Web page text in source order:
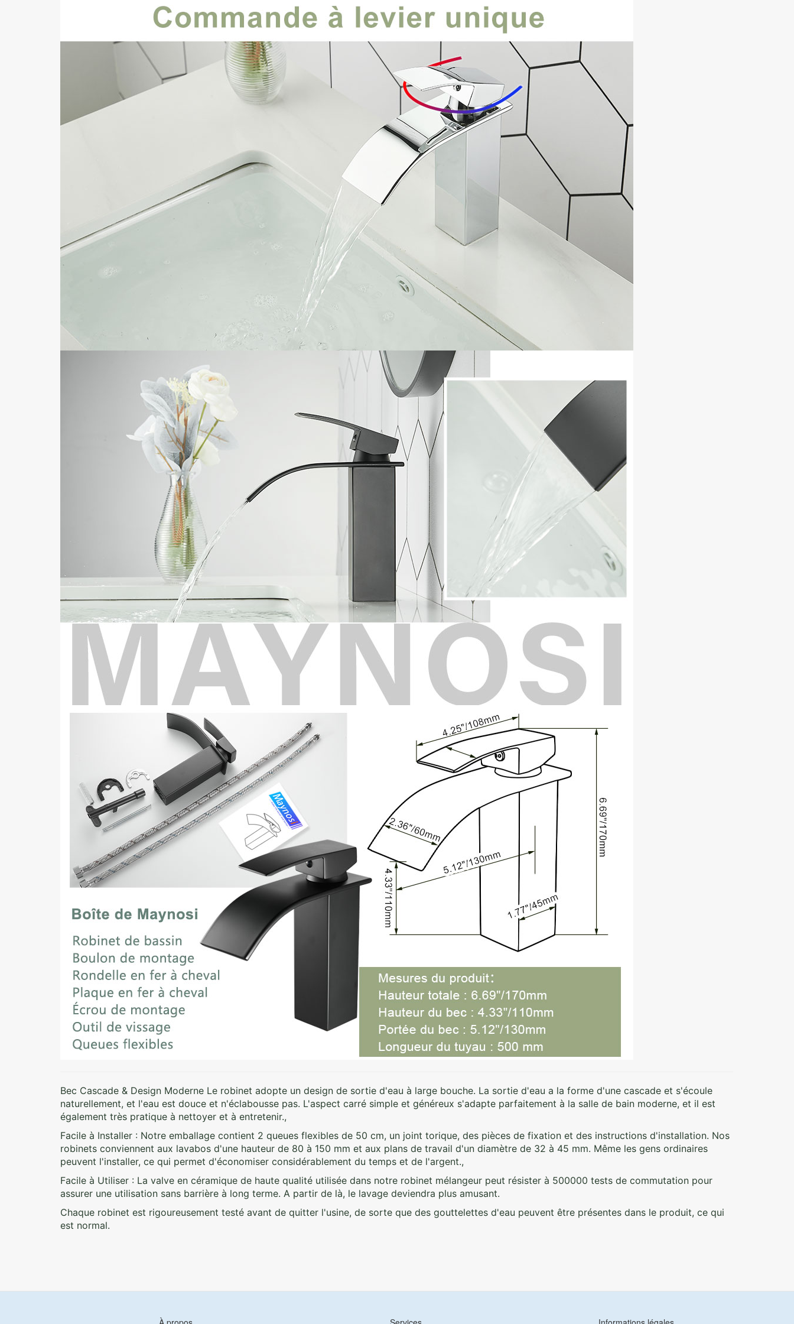
Galaxy A
Samsung reconditionné
Bec Cascade & Design Moderne Le robinet adopte un design de sortie d'eau à large bouche. La sortie d'eau a la forme d'une cascade et s'écoule
naturellement, et l'eau est douce et n'éclabousse pas. L'aspect carré simple et généreux s'adapte parfaitement à la salle de bain moderne, et il est
également très pratique à nettoyer et à entretenir.,
Facile à Installer : Notre emballage contient 2 queues flexibles de 50 cm, un joint torique, des pièces de fixation et des instructions d'installation. Nos
robinets conviennent aux lavabos d'une hauteur de 80 à 150 mm et aux plans de travail d'un diamètre de 32 à 45 mm. Même les gens ordinaires
peuvent l'installer, ce qui permet d'économiser considérablement du temps et de l'argent.,
Facile à Utiliser : La valve en céramique de haute qualité utilisée dans notre robinet mélangeur peut résister à 500000 tests de commutation pour
assurer une utilisation sans barrière à long terme. A partir de là, le lavage deviendra plus amusant.
Chaque robinet est rigoureusement testé avant de quitter l'usine, de sorte que des gouttelettes d'eau peuvent être présentes dans le produit, ce qui
est normal.